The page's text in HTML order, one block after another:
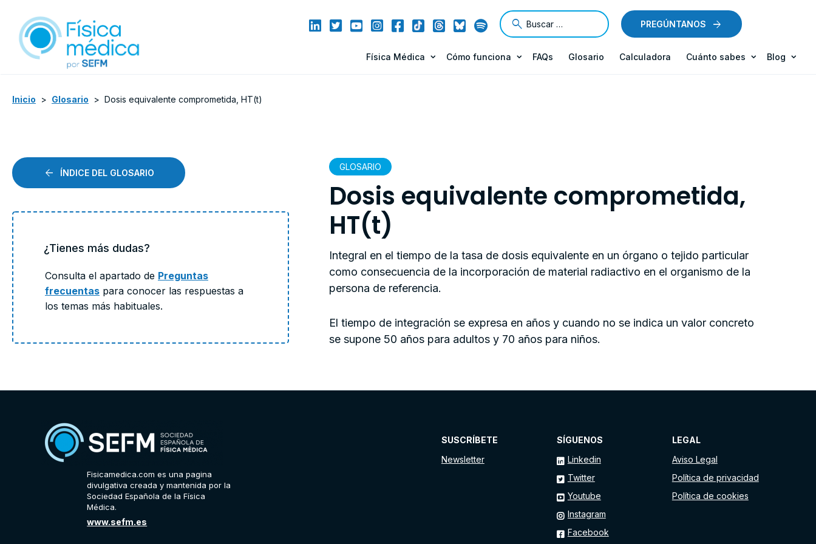
PREGÚNTANOS
Física Médica Cómo funciona FAQs Glosario Calculadora Cuánto sabes Blog
Inicio > Glosario > Dosis equivalente comprometida, HT(t)
ÍNDICE DEL GLOSARIO
¿Tienes más dudas?
Consulta el apartado de Preguntas
frecuentas para conocer las respuestas a
los temas más habituales.
GLOSARIO
Dosis equivalente comprometida,
HT(t)
Integral en el tiempo de la tasa de dosis equivalente en un órgano o tejido particular
como consecuencia de la incorporación de material radiactivo en el organismo de la
persona de referencia.
El tiempo de integración se expresa en años y cuando no se indica un valor concreto
se supone 50 años para adultos y 70 años para niños.
Fisicamedica.com es una pagina
divulgativa creada y mantenida por la
Sociedad Española de la Física
Médica.
www.sefm.es
SUSCRÍBETE
Newsletter
SÍGUENOS
Linkedin
Twitter
Youtube
Instagram
Facebook
LEGAL
Aviso Legal
Política de privacidad
Política de cookies